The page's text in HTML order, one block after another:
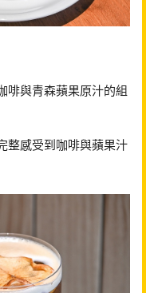
啡與青森蘋果原汁的組
整感受到咖啡與蘋果汁